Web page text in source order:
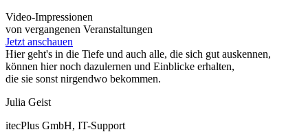
Video-Impressionen
von vergangenen Veranstaltungen
Jetzt anschauen
Hier geht's in die Tiefe und auch alle, die sich gut auskennen,
können hier noch dazulernen und Einblicke erhalten,
die sie sonst nirgendwo bekommen.
Julia Geist
itecPlus GmbH, IT-Support